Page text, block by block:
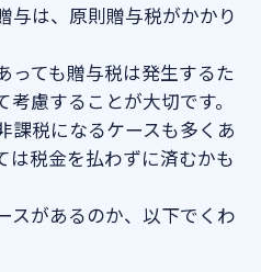
を使えば2,500万
がかかるケー
して使ってい
払った生命保険
与は、原則贈与税がかかり
っても贈与税は発生するた
慮することが大切です。
課税になるケースも多くあ
は税金を払わずに済むかも
スがあるのか、以下でくわ